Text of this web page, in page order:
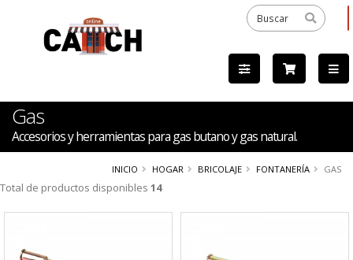
Gas
Accesorios y herramientas para gas butano y gas natural.
INICIO HOGAR BRICOLAJE FONTANERÍA GAS
Total de productos disponibles 14